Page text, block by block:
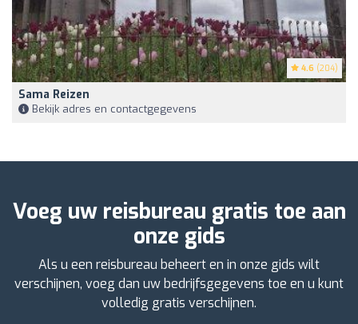
4.6 (204)
Sama Reizen
Bekijk adres en contactgegevens
Voeg uw reisbureau gratis toe aan
onze gids
Als u een reisbureau beheert en in onze gids wilt
verschijnen, voeg dan uw bedrijfsgegevens toe en u kunt
volledig gratis verschijnen.